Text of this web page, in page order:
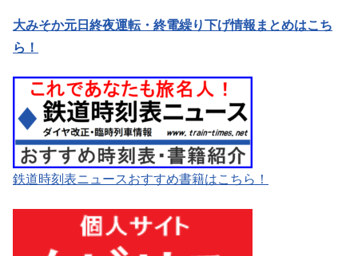
大みそか元日終夜運転・終電繰り下げ情報まとめはこち
ら！
鉄道時刻表ニュースおすすめ書籍はこちら！